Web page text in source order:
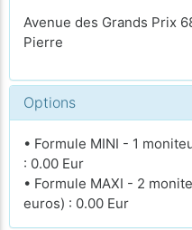
Avenue des Grands Prix
Pierre
Options
• Formule MINI - 1
: 0.00 Eur
• Formule MAXI - 2
euros) : 0.00 Eur